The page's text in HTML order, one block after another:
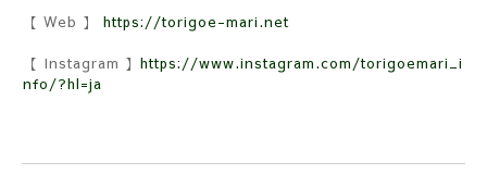
【 Web 】 https://torigoe-mari.net
【 Instagram 】 https://www.instagram.com/torigoemari_i
nfo/?hl=ja